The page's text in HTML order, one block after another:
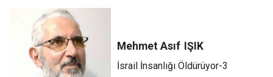
Mehmet Asıf IŞIK
İsrail İnsanlığı Öldürüyor-3